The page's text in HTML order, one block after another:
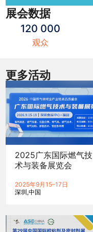
展会数据
120 000
观众
更多活动
2025广东国际燃气技
术与装备展览会
2025年9月15–17日
深圳 中国